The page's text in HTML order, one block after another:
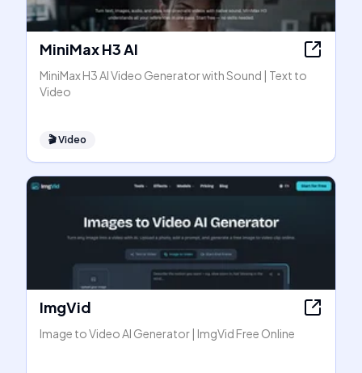
MiniMax H3 AI
MiniMax H3 AI Video Generator with Sound | Text to
Video
🎬Video
ImgVid
Image to Video AI Generator | ImgVid Free Online